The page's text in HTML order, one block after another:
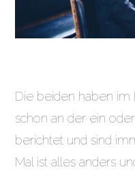
Die beiden haben im
schon an der ein
berichtet und sind
Mal ist alles anders